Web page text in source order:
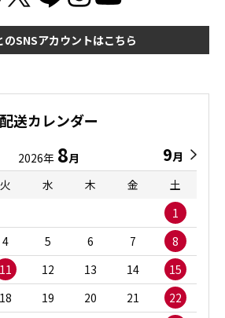
のSNSアカウントはこちら
配送カレンダー
2026年 8月 9月
火 水 木 金
土
1
4 5 6 7
8
11 12 13 14
15
18 19 20 21
22